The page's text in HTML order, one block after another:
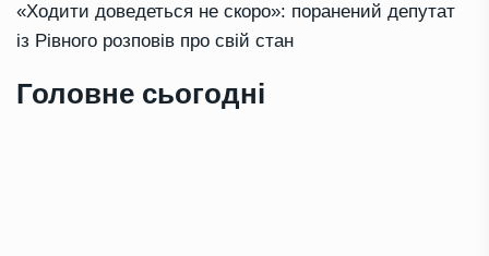
«Ходити доведеться не скоро»: поранений депутат
із Рівного розповів про свій стан
Головне сьогодні